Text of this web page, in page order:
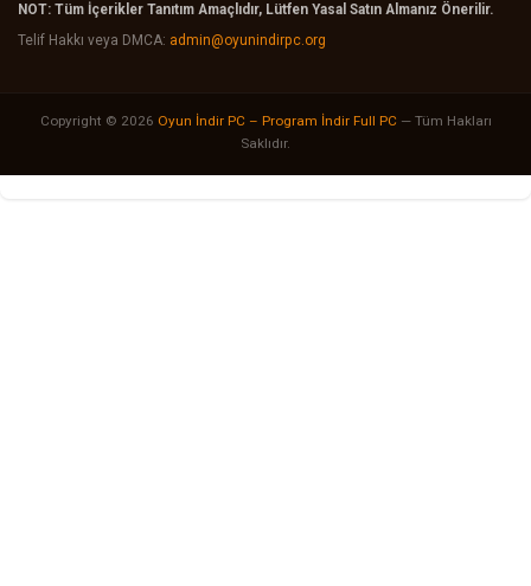
NOT: Tüm İçerikler Tanıtım Amaçlıdır, Lütfen Yasal Satın Almanız Önerilir.
Telif Hakkı veya DMCA: admin@oyunindirpc.org
Copyright © 2026 Oyun İndir PC – Program İndir Full PC — Tüm Hakları
Saklıdır.